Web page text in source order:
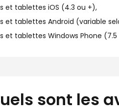
et tablettes iOS (4.3 ou +),
et tablettes Android (variable
et tablettes Windows Phone (7.5
sont les